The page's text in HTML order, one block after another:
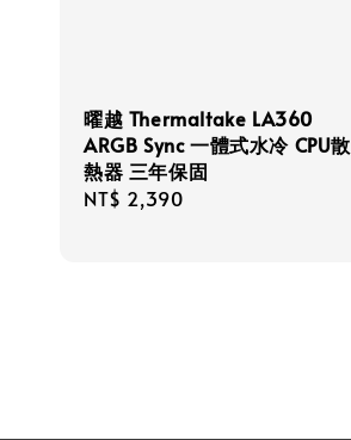
曜越 Thermaltake LA360
ARGB Sync 一體式水冷 CPU散
熱器 三年保固
Regular
NT$ 2,390